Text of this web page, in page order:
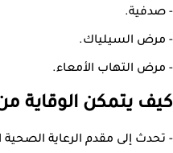
- صدفية.
- مرض السيلياك.
- مرض التهاب الأمعاء.
كيف يتمكن الوقاية
- تحدث إلى مقدم الرعاية